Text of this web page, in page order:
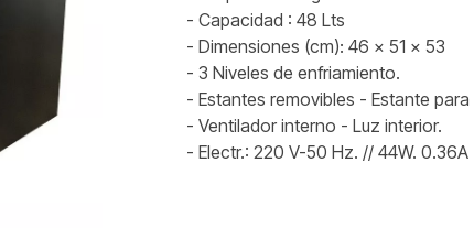
- Capacidad : 48 Lts
- Dimensiones (cm): 46 x 51 x 53
- 3 Niveles de enfriamiento.
- Estantes removibles - Estante
- Ventilador interno - Luz interior.
- Electr.: 220 V-50 Hz. // 44W. 0.36A